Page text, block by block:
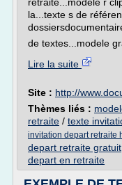
la...texte s de
de textes...modele
Lire la suite
Site : http://
Thèmes liés :
retraite / texte
invitation depart retraite
depart retraite gratuit
depart en retraite